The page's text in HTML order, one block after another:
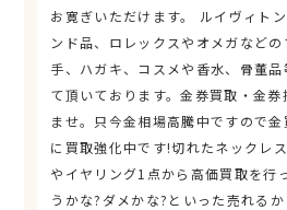
お寛ぎいただけます。 ルイヴィト
ンド品、ロレックスやオメガなど
手、ハガキ、コスメや香水、骨董
て頂いております。金券買取・金
ませ。只今金相場高騰中ですので
に買取強化中です!切れたネックレ
やイヤリング1点から高価買取を行
うかな?ダメかな?といった売れる